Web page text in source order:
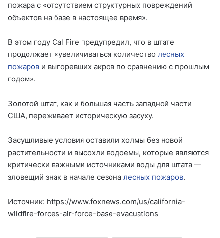
пожара с «отсутствием структурных повреждений
объектов на базе в настоящее время».
В этом году Cal Fire предупредил, что в штате
продолжает «увеличиваться количество лесных
пожаров и выгоревших акров по сравнению с прошлым
годом».
Золотой штат, как и большая часть западной части
США, переживает историческую засуху.
Засушливые условия оставили холмы без новой
растительности и высохли водоемы, которые являются
критически важными источниками воды для штата —
зловещий знак в начале сезона лесных пожаров.
Источник: https://www.foxnews.com/us/california-
wildfire-forces-air-force-base-evacuations